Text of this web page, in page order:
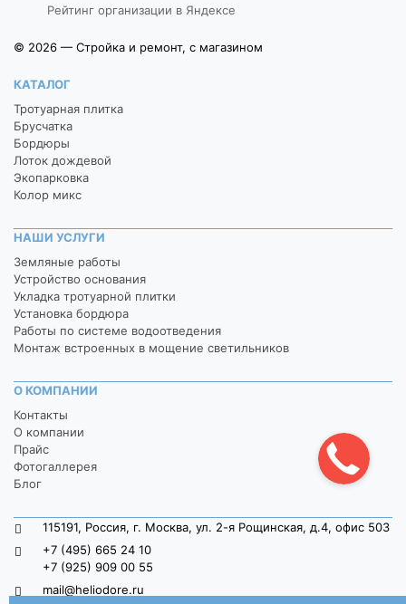
Рейтинг организации в Яндексе
© 2026 — Стройка и ремонт, с магазином
КАТАЛОГ
Тротуарная плитка
Брусчатка
Бордюры
Лоток дождевой
Экопарковка
Колор микс
НАШИ УСЛУГИ
Земляные работы
Устройство основания
Укладка тротуарной плитки
Установка бордюра
Работы по системе водоотведения
Монтаж встроенных в мощение светильников
О КОМПАНИИ
Контакты
О компании
Прайс
Фотогаллерея
Блог
115191, Россия, г. Москва, ул. 2-я Рощинская, д.4, офис 503
+7 (495) 665 24 10
+7 (925) 909 00 55
mail@heliodore.ru